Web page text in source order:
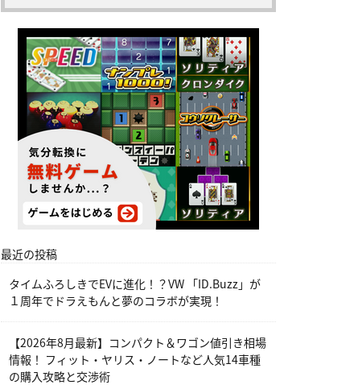
最近の投稿
タイムふろしきでEVに進化！？VW 「ID.Buzz」が
１周年でドラえもんと夢のコラボが実現！
【2026年8月最新】コンパクト＆ワゴン値引き相場
情報！ フィット・ヤリス・ノートなど人気14車種
の購入攻略と交渉術